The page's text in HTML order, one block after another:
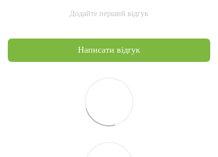
Додайте перший відгук
Написати відгук